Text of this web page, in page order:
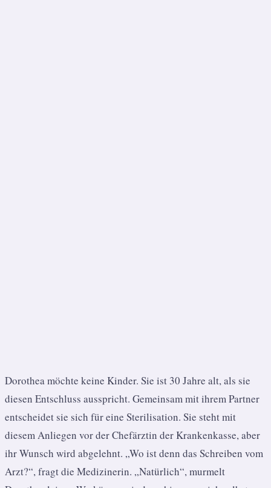
Dorothea möchte keine Kinder. Sie ist 30 Jahre alt, als sie
diesen Entschluss ausspricht. Gemeinsam mit ihrem Partner
entscheidet sie sich für eine Sterilisation. Sie steht mit
diesem Anliegen vor der Chefärztin der Krankenkasse, aber
ihr Wunsch wird abgelehnt. „Wo ist denn das Schreiben vom
Arzt?“, fragt die Medizinerin. „Natürlich“, murmelt